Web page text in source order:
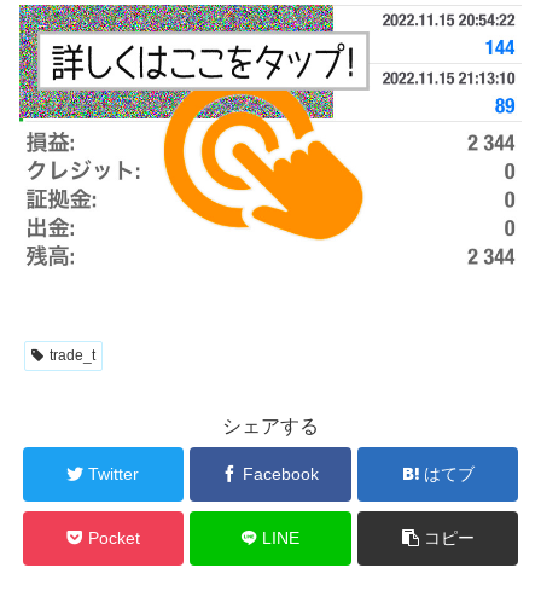
trade_t
シェアする
Twitter Facebook はてブ
Pocket LINE コピー